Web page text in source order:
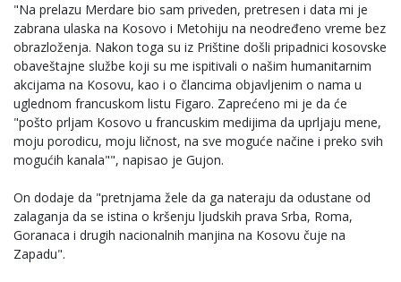
"Na prelazu Merdare bio sam priveden, pretresen i data mi je
zabrana ulaska na Kosovo i Metohiju na neodređeno vreme bez
obrazloženja. Nakon toga su iz Prištine došli pripadnici kosovske
obaveštajne službe koji su me ispitivali o našim humanitarnim
akcijama na Kosovu, kao i o člancima objavljenim o nama u
uglednom francuskom listu Figaro. Zaprećeno mi je da će
"pošto prljam Kosovo u francuskim medijima da uprljaju mene,
moju porodicu, moju ličnost, na sve moguće načine i preko svih
mogućih kanala"", napisao je Gujon.
On dodaje da "pretnjama žele da ga nateraju da odustane od
zalaganja da se istina o kršenju ljudskih prava Srba, Roma,
Goranaca i drugih nacionalnih manjina na Kosovu čuje na
Zapadu".